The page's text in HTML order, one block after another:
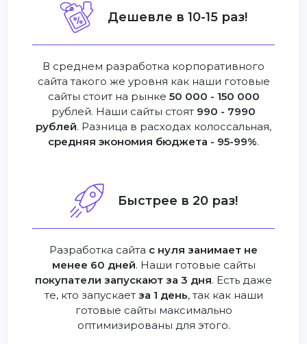
Дешевле в 10-15 раз!
В среднем разработка корпоративного
сайта такого же уровня как наши готовые
сайты стоит на рынке 50 000 - 150 000
рублей. Наши сайты стоят 990 - 7990
рублей. Разница в расходах колоссальная,
средняя экономия бюджета - 95-99%.
Быстрее в 20 раз!
Разработка сайта с нуля занимает не
менее 60 дней. Наши готовые сайты
покупатели запускают за 3 дня. Есть даже
те, кто запускает за 1 день, так как наши
готовые сайты максимально
оптимизированы для этого.